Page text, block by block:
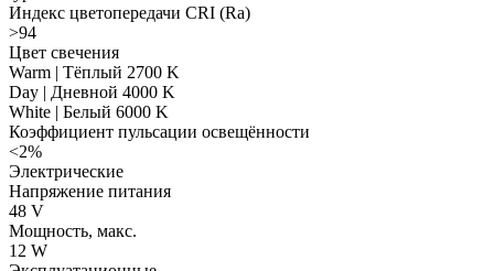
Индекс цветопередачи CRI (Ra)
>94
Цвет свечения
Warm | Тёплый 2700 K
Day | Дневной 4000 K
White | Белый 6000 K
Коэффициент пульсации освещённости
<2%
Электрические
Напряжение питания
48 V
Мощность, макс.
12 W